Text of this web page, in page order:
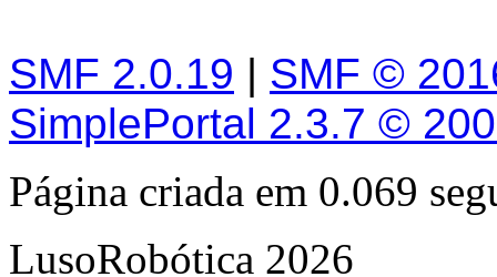
SMF 2.0.19 | SMF ©
SimplePortal 2.3.7 ©
Página criada em 0.069
LusoRobótica 2026